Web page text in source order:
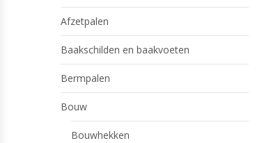
Afzetpalen
Baakschilden en baakvoeten
Bermpalen
Bouw
Bouwhekken